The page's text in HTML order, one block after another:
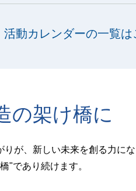
活動カレンダーの一覧は
の架け橋に
が、新しい未来を創る力にな
"であり続けます。